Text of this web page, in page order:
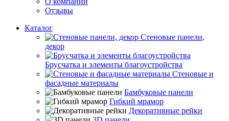
Отзывы
Каталог
Стеновые панели,
декор
Брусчатка и элементы благоустройства
Стеновые и
фасадные материалы
Бамбуковые панели
Гибкий мрамор
Декоративные рейки